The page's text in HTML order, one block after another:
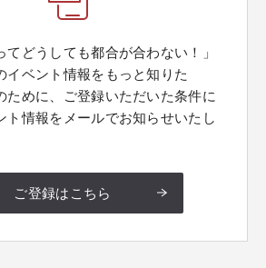
てどうしても都合が合わない！」
イベント情報をもっと知りた
ために、ご登録いただいた条件に
ト情報をメールでお知らせいたし
ご登録はこちら